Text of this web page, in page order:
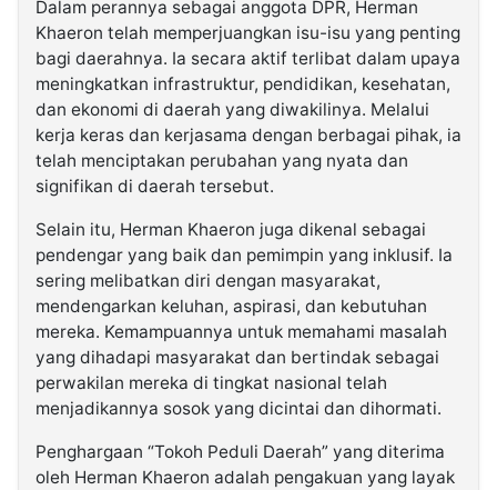
Dalam perannya sebagai anggota DPR, Herman
Khaeron telah memperjuangkan isu-isu yang penting
bagi daerahnya. Ia secara aktif terlibat dalam upaya
meningkatkan infrastruktur, pendidikan, kesehatan,
dan ekonomi di daerah yang diwakilinya. Melalui
kerja keras dan kerjasama dengan berbagai pihak, ia
telah menciptakan perubahan yang nyata dan
signifikan di daerah tersebut.
Selain itu, Herman Khaeron juga dikenal sebagai
pendengar yang baik dan pemimpin yang inklusif. Ia
sering melibatkan diri dengan masyarakat,
mendengarkan keluhan, aspirasi, dan kebutuhan
mereka. Kemampuannya untuk memahami masalah
yang dihadapi masyarakat dan bertindak sebagai
perwakilan mereka di tingkat nasional telah
menjadikannya sosok yang dicintai dan dihormati.
Penghargaan “Tokoh Peduli Daerah” yang diterima
oleh Herman Khaeron adalah pengakuan yang layak